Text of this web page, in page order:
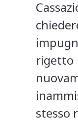
stesso